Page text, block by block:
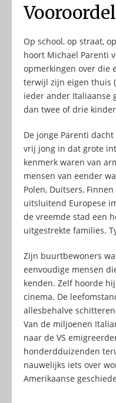
Op school, op straat,
hoort Michael Parenti
opmerkingen over die
terwijl zijn eigen thuis
ieder ander Italiaanse
dan twee of drie
De jonge Parenti
vrij jong in dat grote
kenmerk waren van
mensen van eender
Polen, Duitsers,
uitsluitend Europese
de vreemde stad een
uitgestrekte families.
Zijn buurtbewoners
eenvoudige mensen
kenden. Zelf hoorde
cinema. De
allesbehalve
Van de miljoenen
naar de VS
honderdduizenden
nauwelijks iets over
Amerikaanse